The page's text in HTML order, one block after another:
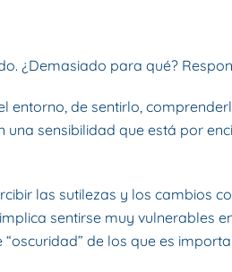
¿Demasiado para qué?
de sentirlo,
sensibilidad que está por
las sutilezas y los cambios
sentirse muy vulnerables
de los que es